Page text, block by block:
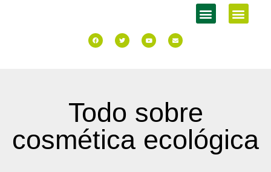
Todo sobre
cosmética ecológica